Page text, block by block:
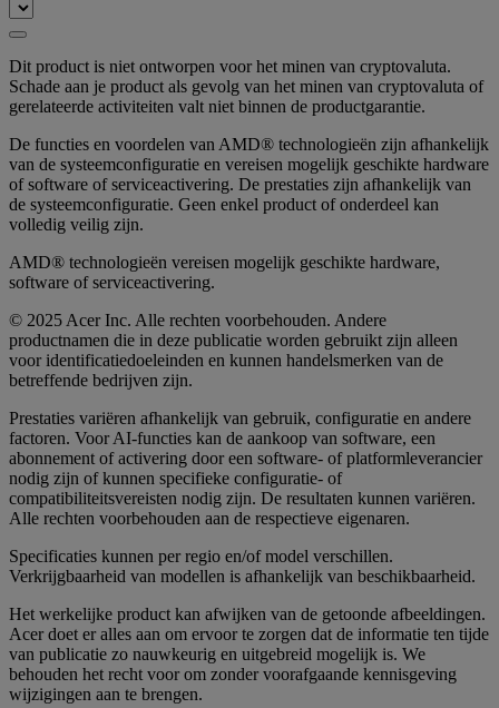
Dit product is niet ontworpen voor het minen van cryptovaluta.
Schade aan je product als gevolg van het minen van cryptovaluta of
gerelateerde activiteiten valt niet binnen de productgarantie.
De functies en voordelen van AMD® technologieën zijn afhankelijk
van de systeemconfiguratie en vereisen mogelijk geschikte hardware
of software of serviceactivering. De prestaties zijn afhankelijk van
de systeemconfiguratie. Geen enkel product of onderdeel kan
volledig veilig zijn.
AMD® technologieën vereisen mogelijk geschikte hardware,
software of serviceactivering.
© 2025 Acer Inc. Alle rechten voorbehouden. Andere
productnamen die in deze publicatie worden gebruikt zijn alleen
voor identificatiedoeleinden en kunnen handelsmerken van de
betreffende bedrijven zijn.
Prestaties variëren afhankelijk van gebruik, configuratie en andere
factoren. Voor AI-functies kan de aankoop van software, een
abonnement of activering door een software- of platformleverancier
nodig zijn of kunnen specifieke configuratie- of
compatibiliteitsvereisten nodig zijn. De resultaten kunnen variëren.
Alle rechten voorbehouden aan de respectieve eigenaren.
Specificaties kunnen per regio en/of model verschillen.
Verkrijgbaarheid van modellen is afhankelijk van beschikbaarheid.
Het werkelijke product kan afwijken van de getoonde afbeeldingen.
Acer doet er alles aan om ervoor te zorgen dat de informatie ten tijde
van publicatie zo nauwkeurig en uitgebreid mogelijk is. We
behouden het recht voor om zonder voorafgaande kennisgeving
wijzigingen aan te brengen.